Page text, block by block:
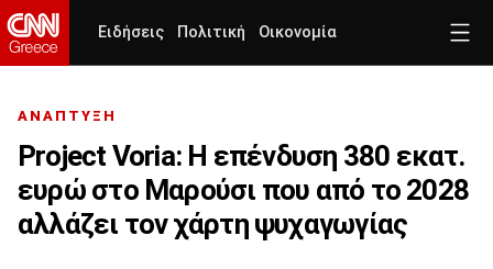
Ειδήσεις Πολιτική Οικονομία
ΑΝΑΠΤΥΞΗ
Project Voria: Η επένδυση 380 εκατ.
ευρώ στο Μαρούσι που από το 2028
αλλάζει τον χάρτη ψυχαγωγίας